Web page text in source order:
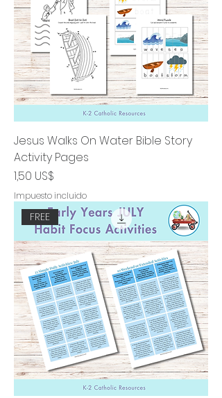
Jesus Walks On Water Bible Story
Activity Pages
Precio
1,50 US$
Impuesto incluido
FREE